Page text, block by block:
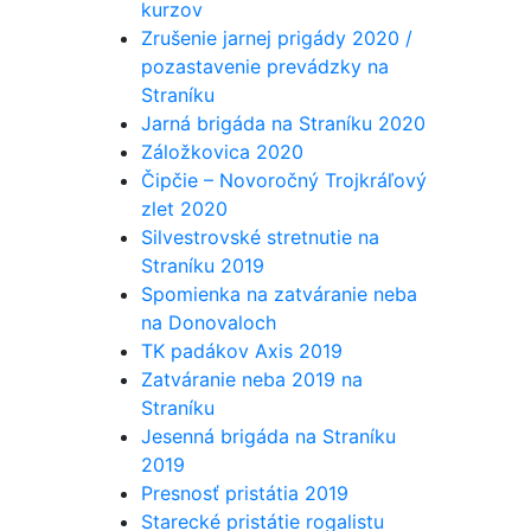
kurzov
Zrušenie jarnej prigády 2020 /
pozastavenie prevádzky na
Straníku
Jarná brigáda na Straníku 2020
Záložkovica 2020
Čipčie – Novoročný Trojkráľový
zlet 2020
Silvestrovské stretnutie na
Straníku 2019
Spomienka na zatváranie neba
na Donovaloch
TK padákov Axis 2019
Zatváranie neba 2019 na
Straníku
Jesenná brigáda na Straníku
2019
Presnosť pristátia 2019
Starecké pristátie rogalistu